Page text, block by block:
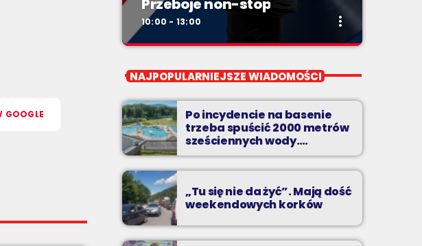
GOOGLE
Przeboje non-stop
10:00 - 13:00 more_vert
Przeboje non-stop
Podbeskidziu! Konkursy, akcje radiowe,
rozmowy i oczywiście - starannie
wyselekcjonowane przeboje non-stop!
NAJPOPULARNIEJSZE WIADOMOŚCI
Po incydencie na basenie
trzeba spuścić 2000 metrów
sześciennych wody.
„Ogromne koszty i ogromna
praca”
„Tu się nie da żyć”. Mają dość
weekendowych korków